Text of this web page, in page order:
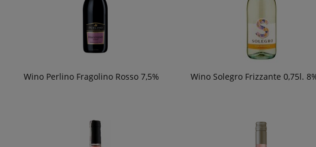
Wino Perlino Fragolino Rosso 7,5% Wino Solegro Frizzante 0,75l.